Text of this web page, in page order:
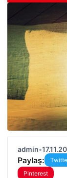
admin•
Paylaş:
Pinterest